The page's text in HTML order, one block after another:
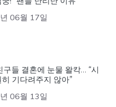
06월 17일
구들 결혼에 눈물 왈칵… “시
기다려주지 않아”
06월 13일